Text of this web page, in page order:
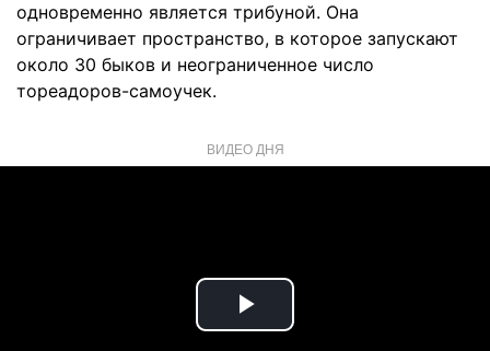
одновременно является трибуной. Она
ограничивает пространство, в которое запускают
около 30 быков и неограниченное число
тореадоров-самоучек.
ВИДЕО ДНЯ
Play